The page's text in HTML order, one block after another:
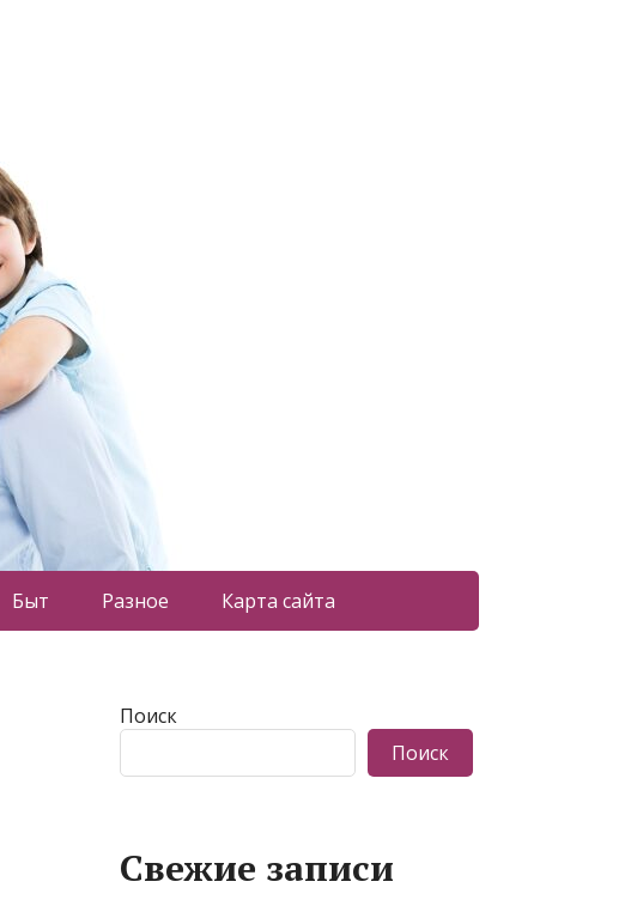
Быт Разное Карта сайта
Поиск
Поиск
Свежие записи